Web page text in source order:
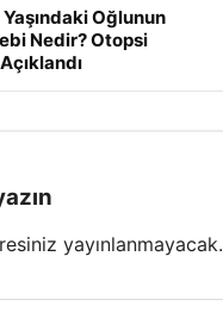
Oğlunun
Nedir? Otopsi
yayınlanmayacak.